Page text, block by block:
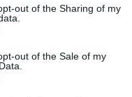
visit or usage behaviour.
to Google and its
below specified purposes
out of the Sharing of my
out of the Sale of my
szakirányú